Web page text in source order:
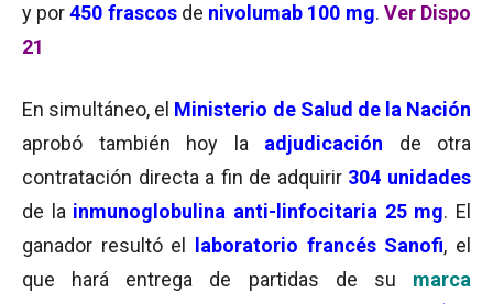
y por450 frascosde nivolumab 100 mg. Ver Dispo
21
En simultáneo, el Ministerio de Salud de la Nación
aprobó también hoy la adjudicación
de otra
contratación directa a fin de adquirir 304 unidades
de la inmunoglobulina anti-linfocitaria 25 mg. El
ganador resultó el
laboratorio francés Sanofi, el
que hará entrega de partidas de su marca